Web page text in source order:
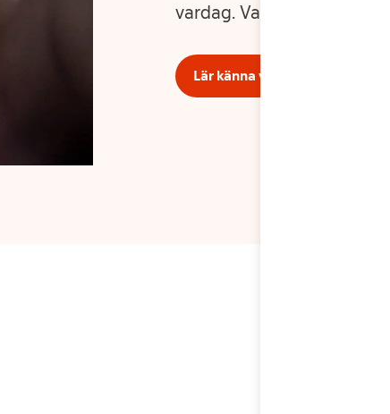
vardag. Var skulle du vilja
Lär känna våra bolag